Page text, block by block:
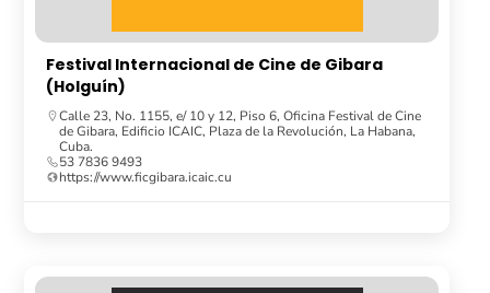
Festival Internacional de Cine de Gibara
(Holguín)
Calle 23, No. 1155, e/ 10 y 12, Piso 6, Oficina Festival de Cine
de Gibara, Edificio ICAIC, Plaza de la Revolución, La Habana,
Cuba.
53 7836 9493
https://www.ficgibara.icaic.cu